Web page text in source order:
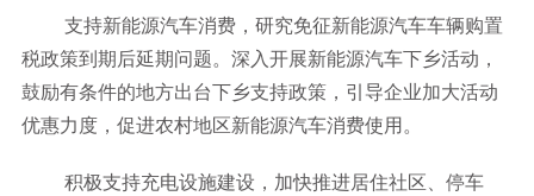
支持新能源汽车消费，研究免征新能源汽车车辆购置
税政策到期后延期问题。深入开展新能源汽车下乡活动，
鼓励有条件的地方出台下乡支持政策，引导企业加大活动
优惠力度，促进农村地区新能源汽车消费使用。
积极支持充电设施建设，加快推进居住社区、停车